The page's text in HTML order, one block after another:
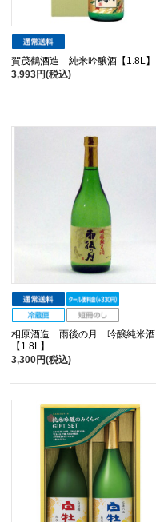
賀茂鶴酒造 純米吟醸酒【1.8L】
3,993円(税込)
相原酒造 雨後の月 吟醸純米酒
【1.8L】
3,300円(税込)